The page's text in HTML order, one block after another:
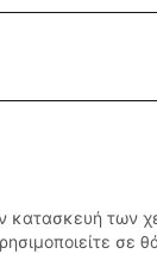
κατασκευή των